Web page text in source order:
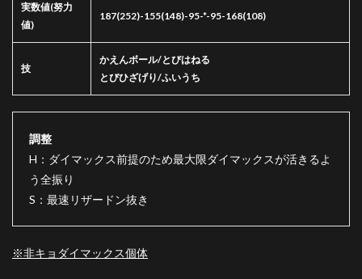
実数値(努力
値)
187(252)-155(148)-95-*-95-168(108)
技
かえんボール/とびはねる
とびひざげり/ふいうち
調整
H：ダイマックス前提のため最大限ダイマックスが活きるよ
う全振り
S：最速リザードン抜き
※非キョダイマックス個体